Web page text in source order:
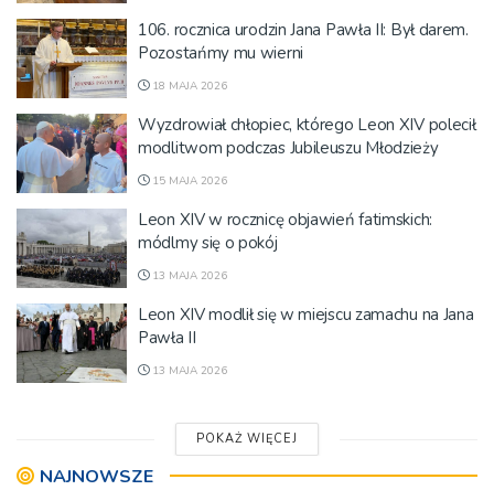
106. rocznica urodzin Jana Pawła II: Był darem.
Pozostańmy mu wierni
18 MAJA 2026
Wyzdrowiał chłopiec, którego Leon XIV polecił
modlitwom podczas Jubileuszu Młodzieży
15 MAJA 2026
Leon XIV w rocznicę objawień fatimskich:
módlmy się o pokój
13 MAJA 2026
Leon XIV modlił się w miejscu zamachu na Jana
Pawła II
13 MAJA 2026
POKAŻ WIĘCEJ
NAJNOWSZE